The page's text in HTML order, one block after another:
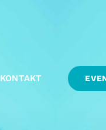
KONTAKT